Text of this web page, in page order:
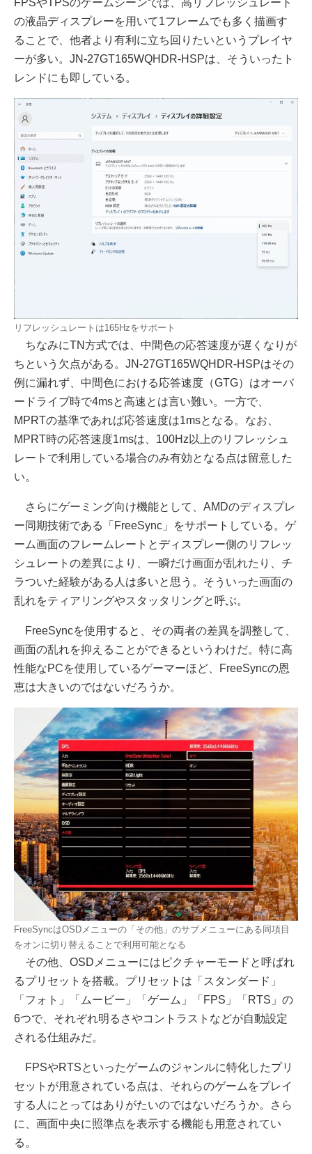
FPSやTPSのゲームシーンでは、高リフレッシュレート
の液晶ディスプレーを用いて1フレームでも多く描画す
ることで、他者より有利に立ち回りたいというプレイヤ
ーが多い。JN-27GT165WQHDR-HSPは、そういったト
レンドにも即している。
リフレッシュレートは165Hzをサポート
ちなみにTN方式では、中間色の応答速度が遅くなりが
ちという欠点がある。JN-27GT165WQHDR-HSPはその
例に漏れず、中間色における応答速度（GTG）はオーバ
ードライブ時で4msと高速とは言い難い。一方で、
MPRTの基準であれば応答速度は1msとなる。なお、
MPRT時の応答速度1msは、100Hz以上のリフレッシュ
レートで利用している場合のみ有効となる点は留意した
い。
さらにゲーミング向け機能として、AMDのディスプレ
ー同期技術である「FreeSync」をサポートしている。ゲ
ーム画面のフレームレートとディスプレー側のリフレッ
シュレートの差異により、一瞬だけ画面が乱れたり、チ
ラついた経験がある人は多いと思う。そういった画面の
乱れをティアリングやスタッタリングと呼ぶ。
FreeSyncを使用すると、その両者の差異を調整して、
画面の乱れを抑えることができるというわけだ。特に高
性能なPCを使用しているゲーマーほど、FreeSyncの恩
恵は大きいのではないだろうか。
FreeSyncはOSDメニューの「その他」のサブメニューにある同項目
をオンに切り替えることで利用可能となる
その他、OSDメニューにはピクチャーモードと呼ばれ
るプリセットを搭載。プリセットは「スタンダード」
「フォト」「ムービー」「ゲーム」「FPS」「RTS」の
6つで、それぞれ明るさやコントラストなどが自動設定
される仕組みだ。
FPSやRTSといったゲームのジャンルに特化したプリ
セットが用意されている点は、それらのゲームをプレイ
する人にとってはありがたいのではないだろうか。さら
に、画面中央に照準点を表示する機能も用意されてい
る。